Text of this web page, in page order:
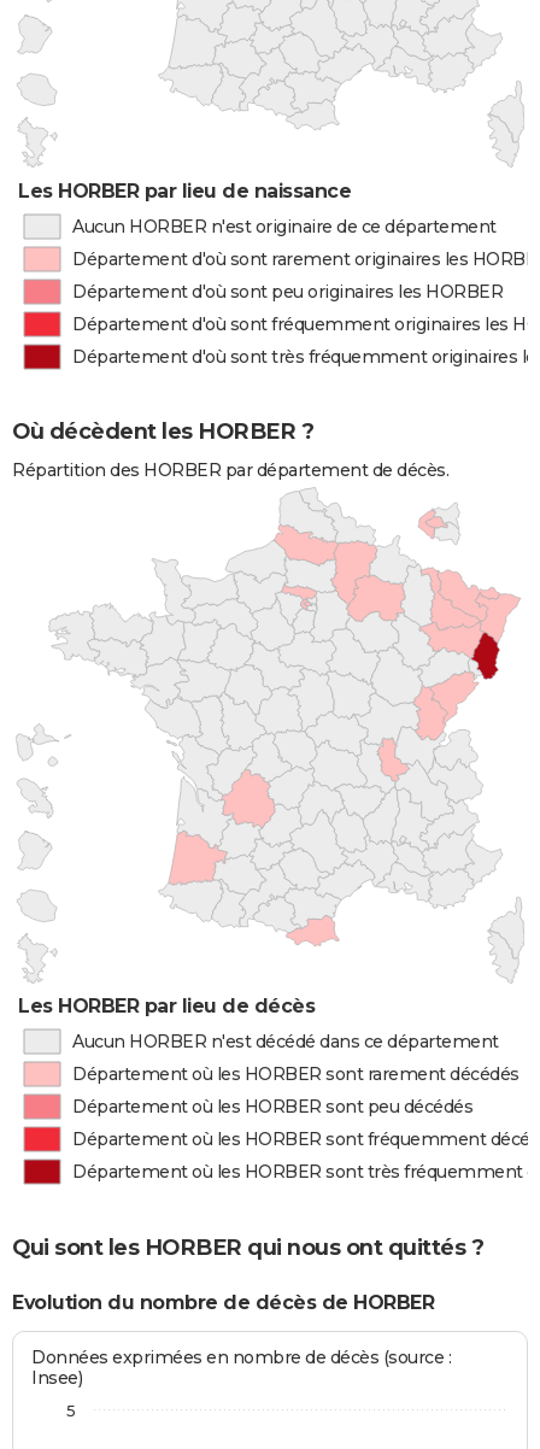
Les HORBER par lieu de naissance
Aucun HORBER n'est originaire de ce département
Département d'où sont rarement originaires les
Département d'où sont peu originaires les HORBER
Département d'où sont fréquemment originaires les
Département d'où sont très fréquemment originaires
Où décèdent les HORBER ?
Répartition des HORBER par département de décès.
Les HORBER par lieu de décès
Aucun HORBER n'est décédé dans ce département
Département où les HORBER sont rarement décédés
Département où les HORBER sont peu décédés
Département où les HORBER sont fréquemment
Département où les HORBER sont très fréquemment
Qui sont les HORBER qui nous ont quittés ?
Evolution du nombre de décès de HORBER
Données exprimées en nombre de décès (source :
Insee)
5